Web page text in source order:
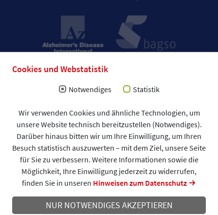
Cookies und Webstatistik
Notwendiges Statistik
Wir verwenden Cookies und ähnliche Technologien, um
unsere Website technisch bereitzustellen (Notwendiges).
Darüber hinaus bitten wir um Ihre Einwilligung, um Ihren
Besuch statistisch auszuwerten – mit dem Ziel, unsere Seite
für Sie zu verbessern. Weitere Informationen sowie die
Möglichkeit, Ihre Einwilligung jederzeit zu widerrufen,
finden Sie in unseren Hinweisen zum Datenschutz
NUR NOTWENDIGES AKZEPTIEREN
Impressum
Allgemeine Geschäftsbedingungen (AGB)
Datenschutzerklärung
Spendenformular
DAlzG © 2026